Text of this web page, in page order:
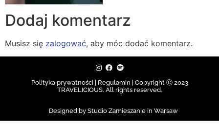
Dodaj komentarz
Musisz się zalogować, aby móc dodać komentarz.
Polityka prywatności | Regulamin | Copyright Ⓒ 2023
TRAVELICIOUS. All rights reserved.
Designed by Studio Zamieszanie in Warsaw